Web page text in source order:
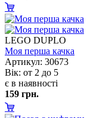
LEGO DUPLO
Моя перша качка
Артикул: 30673
ік: от 2 до 5
є в наявності
159 грн.